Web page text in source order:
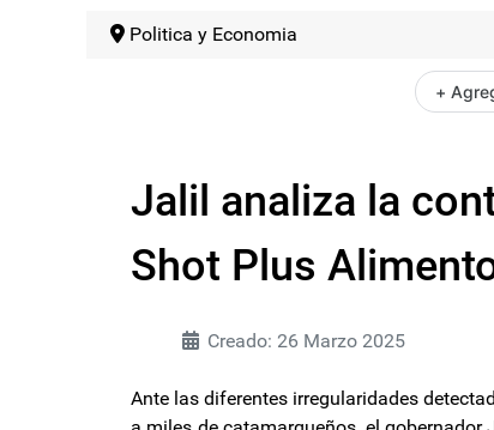
Politica y Economia
+
Jalil analiza la
Shot Plus
Creado: 26 Marzo 2025
Ante las diferentes irregularidades